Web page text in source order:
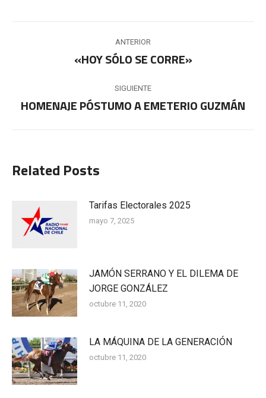
publicaciones
ANTERIOR
Publicación
«HOY SÓLO SE CORRE»
SIGUIENTE
Publicación
HOMENAJE PÓSTUMO A EMETERIO GUZMÁN
Related Posts
Tarifas Electorales 2025
mayo 7, 2025
JAMÓN SERRANO Y EL DILEMA DE
JORGE GONZÁLEZ
octubre 11, 2020
LA MÁQUINA DE LA GENERACIÓN
octubre 11, 2020